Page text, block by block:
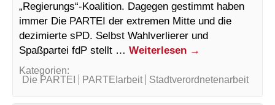
„Regierungs“-Koalition. Dagegen gestimmt haben
immer Die PARTEI der extremen Mitte und die
dezimierte sPD. Selbst Wahlverlierer und
Spaßpartei fdP stellt … Weiterlesen →
Kategorien:
Die PARTEI
PARTEIarbeit Stadtverordnetenarbeit